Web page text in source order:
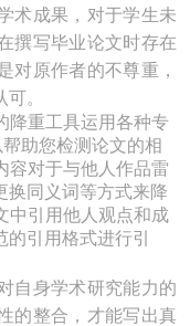
术成果，对于学生未
撰写毕业论文时存在
对原作者的不尊重，
。
降重工具运用各种专
助您检测论文的相
容对于与他人作品雷
换同义词等方式来降
中引用他人观点和成
引用格式进行引
自身学术研究能力的
的整合，才能写出真